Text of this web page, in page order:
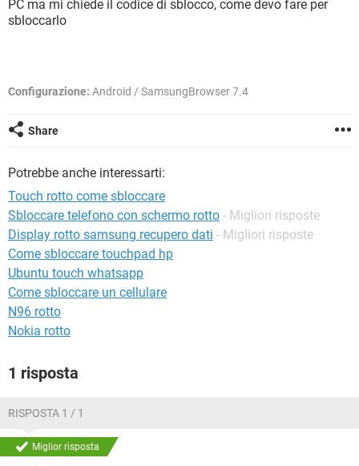
TIKTOK FACEBOOK
INSTAGRAM
PC ma mi chiede il codice di sblocco, come devo fare per
sbloccarlo
Configurazione: Android / SamsungBrowser 7.4
Share
Potrebbe anche interessarti:
Touch rotto come sbloccare
Sbloccare telefono con schermo rotto - Migliori risposte
Display rotto samsung recupero dati - Migliori risposte
Come sbloccare touchpad hp
Ubuntu touch whatsapp
Come sbloccare un cellulare
N96 rotto
Nokia rotto
1 risposta
RISPOSTA 1 / 1
Miglior risposta